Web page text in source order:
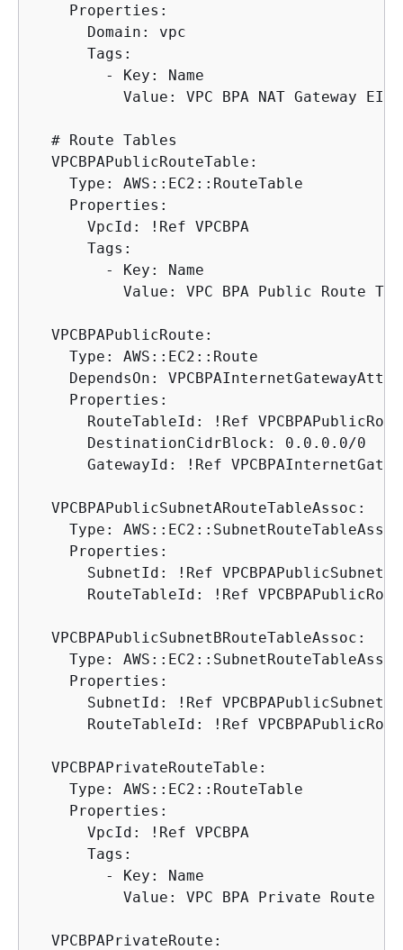
    Properties:
      Domain: vpc
      Tags:
        - Key: Name
          Value: VPC BPA NAT Gateway EIP
  # Route Tables
  VPCBPAPublicRouteTable:
    Type: AWS::EC2::RouteTable
    Properties:
      VpcId: !Ref VPCBPA
      Tags:
        - Key: Name
Value: VPC BPA Public Route
  VPCBPAPublicRoute:
    Type: AWS::EC2::Route
DependsOn:
    Properties:
RouteTableId: !Ref
      DestinationCidrBlock: 0.0.0.0/0
GatewayId: !Ref
  VPCBPAPublicSubnetARouteTableAssoc:
Type:
    Properties:
      SubnetId: !Ref VPCBPAPublicSubnetA
RouteTableId: !Ref
  VPCBPAPublicSubnetBRouteTableAssoc:
Type:
    Properties:
      SubnetId: !Ref VPCBPAPublicSubnetB
RouteTableId: !Ref
  VPCBPAPrivateRouteTable:
    Type: AWS::EC2::RouteTable
    Properties:
      VpcId: !Ref VPCBPA
      Tags:
        - Key: Name
Value: VPC BPA Private Route
  VPCBPAPrivateRoute: